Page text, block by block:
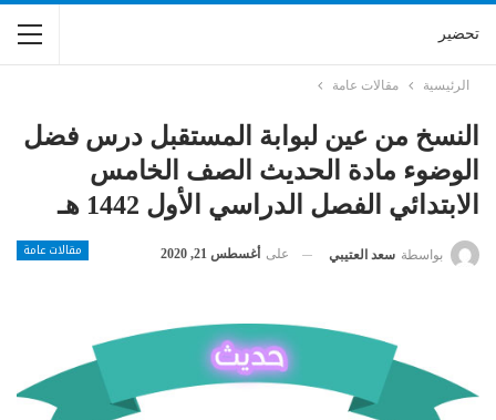
تحضير
الرئيسية مقالات عامة
النسخ من عين لبوابة المستقبل درس فضل
الوضوء مادة الحديث الصف الخامس
الابتدائي الفصل الدراسي الأول 1442 هـ
مقالات عامة بواسطة سعد العتيبي على أغسطس 21, 2020